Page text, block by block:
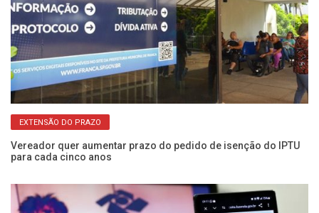
EXTENSÃO DO PRAZO
Vereador quer aumentar prazo do pedido de isenção do IPTU
para cada cinco anos